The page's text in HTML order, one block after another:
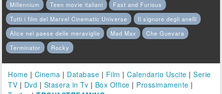
Millennium
Teen movie italiani
Fast and Furious
Tutti i film del Marvel Cinematic Universe
Il signore degli anelli
Alice nel paese delle meraviglie
Mad Max
Che Guevara
Terminator
Rocky
Home | Cinema | Database | Film |Calendario Uscite |Serie
TV | Dvd | Stasera in Tv | Box Office | Prossimamente |